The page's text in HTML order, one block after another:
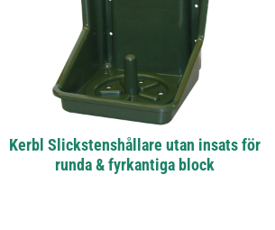
Kerbl Slickstenshållare utan insats för
runda & fyrkantiga block